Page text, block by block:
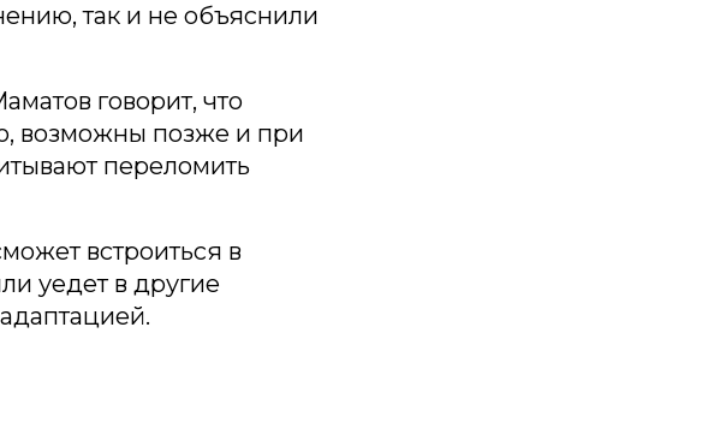
так и не объяснили
говорит, что
возможны позже и при
переломить
встроиться в
уедет в другие